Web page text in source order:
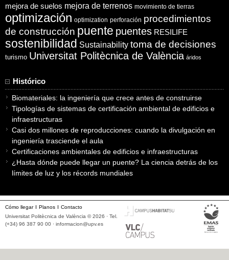
mejora de suelos mejora de terrenos movimiento de tierras
optimización optimization perforación procedimientos
de construcción puente puentes RESILIFE
sostenibilidad Sustainability toma de decisiones
turismo Universitat Politècnica de València áridos
Histórico
Biomateriales: la ingeniería que crece antes de construirse
Tipologías de sistemas de certificación ambiental de edificios e
infraestructuras
Casi dos millones de reproducciones: cuando la divulgación en
ingeniería trasciende el aula
Certificaciones ambientales de edificios e infraestructuras
¿Hasta dónde puede llegar un puente? La ciencia detrás de los
límites de luz y los récords mundiales
Cómo llegar Planos
Contacto
Universitat Politècnica de València © 2026 · Tel.
(+34) 96 387 90 00 · informacion@upv.es